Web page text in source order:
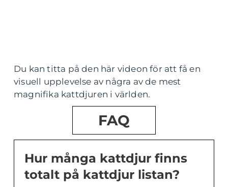
Du kan titta på den här videon för att få en
visuell upplevelse av några av de mest
magnifika kattdjuren i världen.
FAQ
Hur många kattdjur finns
totalt på kattdjur listan?